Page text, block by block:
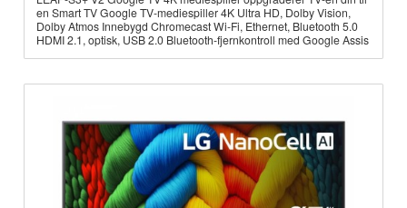
en Smart TV Google TV-mediespiller 4K Ultra HD, Dolby Vision,
Dolby Atmos Innebygd Chromecast Wi-Fi, Ethernet, Bluetooth 5.0
HDMI 2.1, optisk, USB 2.0 Bluetooth-fjernkontroll med Google Assis